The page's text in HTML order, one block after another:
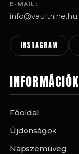
E-MAIL:
info@vaultnine.hu
INSTAGRAM
INFORMÁCIÓK
Főoldal
Újdonságok
Napszemüveg